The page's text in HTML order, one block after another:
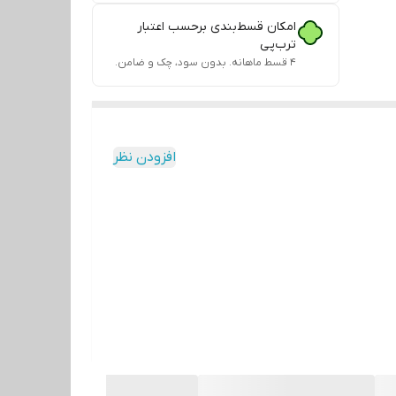
امکان قسط‌بندی برحسب اعتبار
ترب‌پی
۴ قسط ماهانه. بدون سود، چک و ضامن.
افزودن نظر